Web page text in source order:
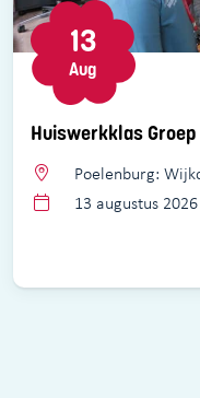
Huiswerkklas
13
Aug
Poelenburg:
13 augustus